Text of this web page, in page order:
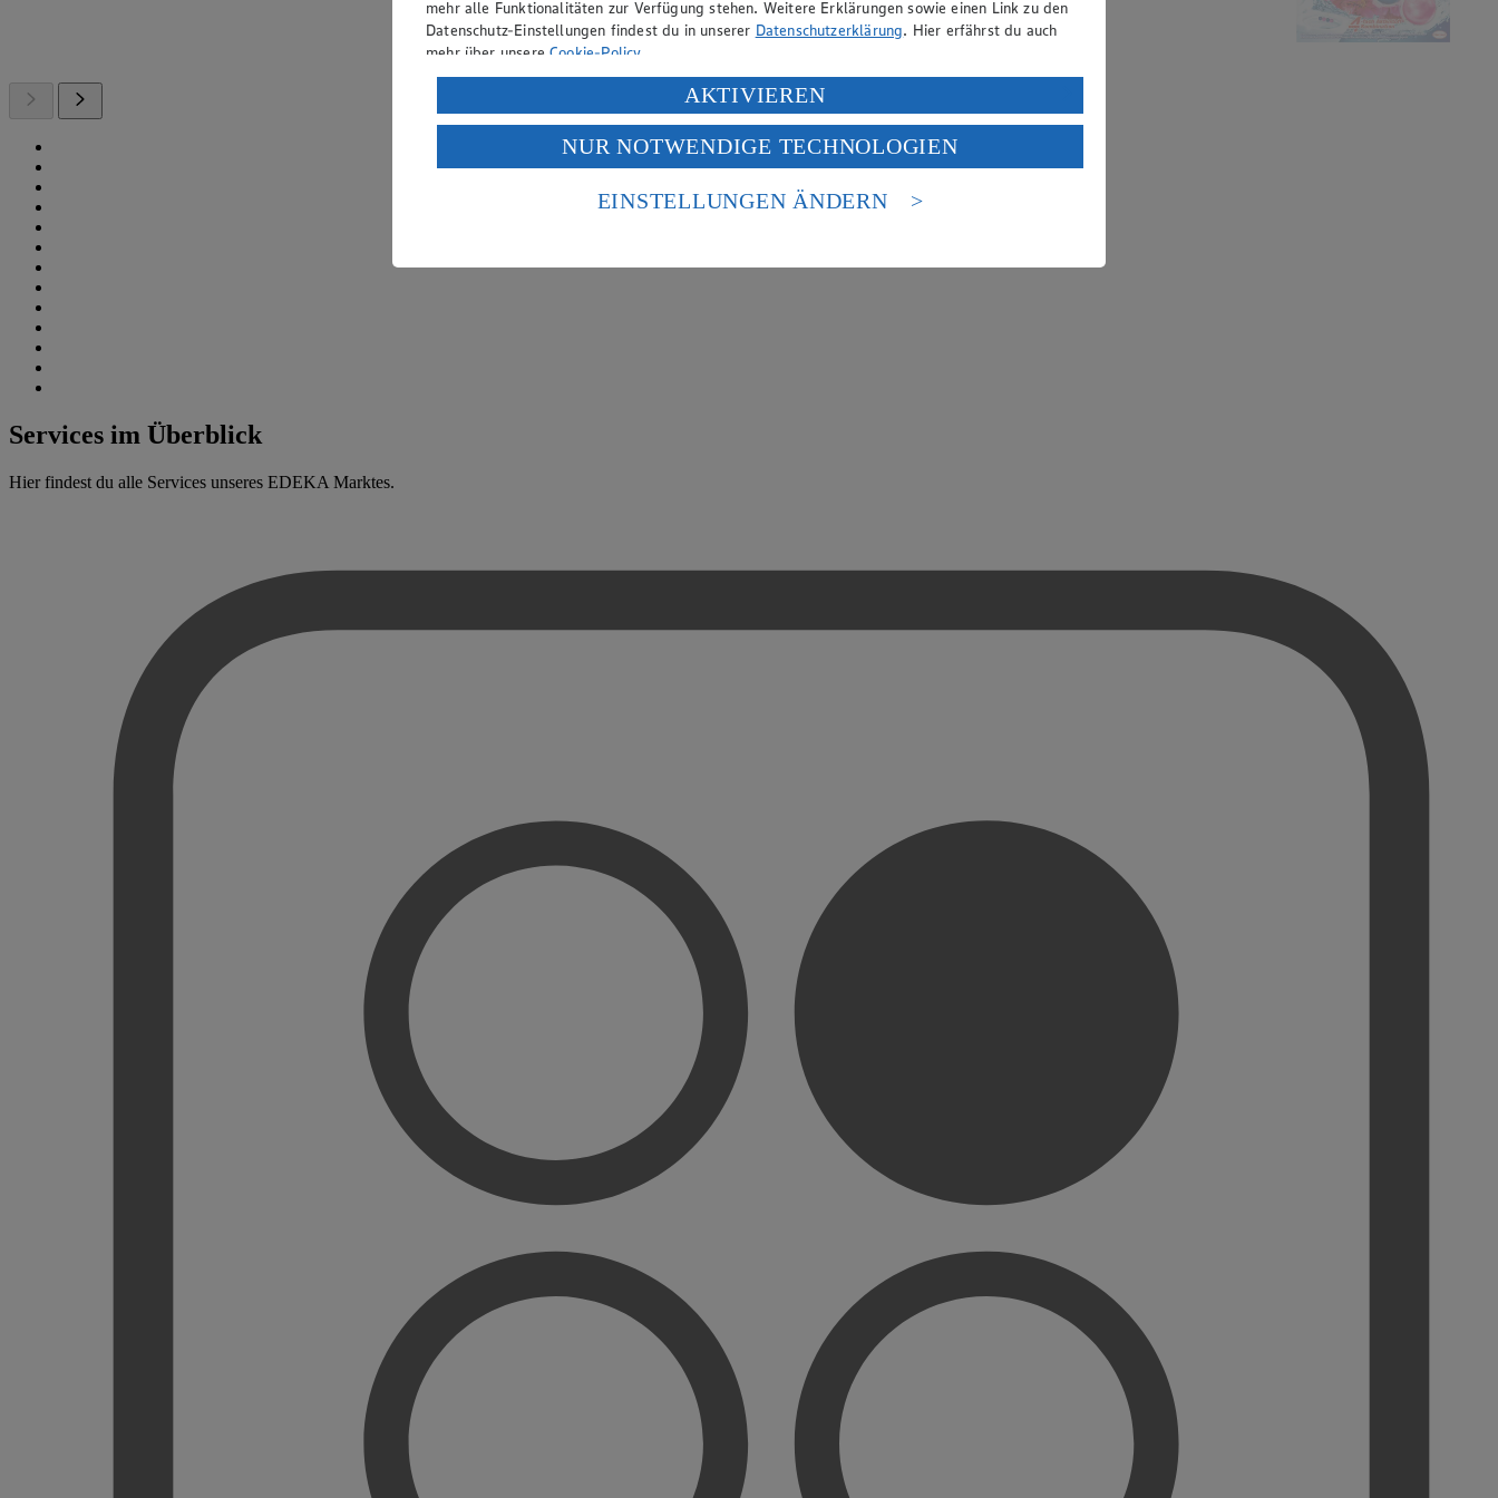
Services im Überblick
Hier findest du alle Services unseres EDEKA Marktes.
mehr alle Funktionalitäten zur Verfügung stehen. Weitere Erklärungen sowie einen Link zu den
Datenschutz-Einstellungen findest du in unserer Datenschutzerklärung. Hier erfährst du auch
mehr über unsereCookie-Policy.
Verarbeitung deiner personenbezogenen Daten in den USA durch Facebook und YouTube:
Wenn du auf „Aktivieren“ klickst, willigst du im Sinne des Art. 49 Abs. 1 Satz 1 lit. a) DSGVO
ein, dass deine Daten in den USA verarbeitet werden. Der EuGH sieht die USA als Land mit
einem nach europäischen Standards nicht angemessenen Datenschutzniveau an. Es besteht das
Risiko eines Zugriffs durch US-amerikanische Behörden.
AKTIVIEREN
NUR NOTWENDIGE TECHNOLOGIEN
EINSTELLUNGEN ÄNDERN